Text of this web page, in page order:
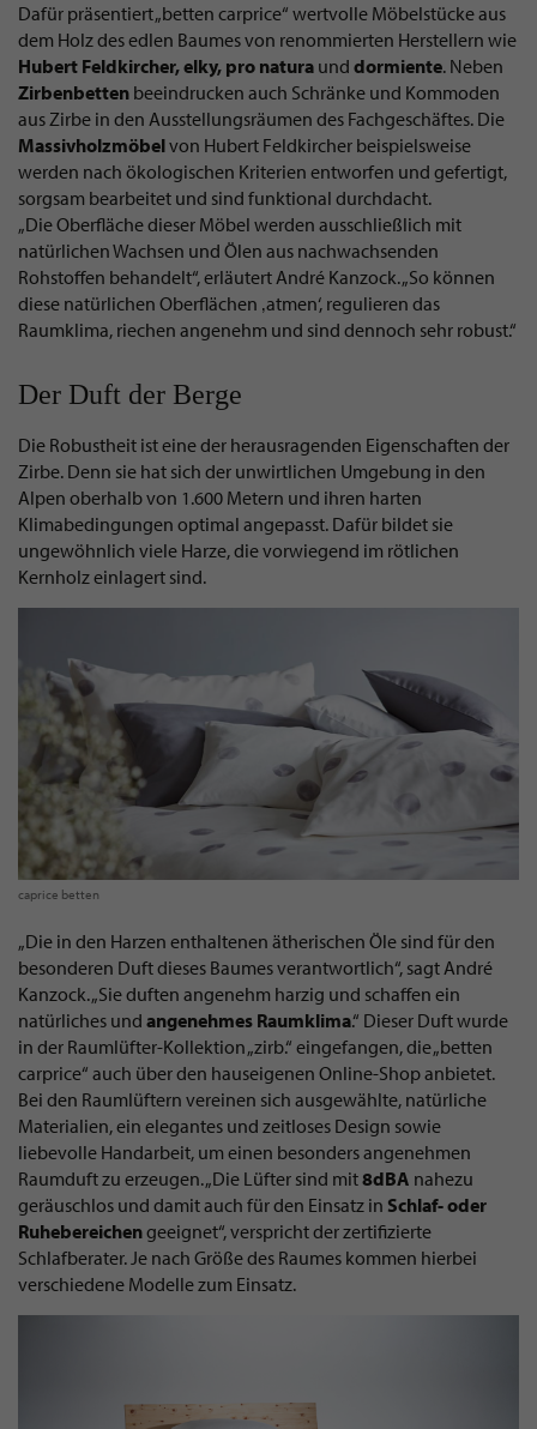
Dafür präsentiert „betten carprice“ wertvolle Möbelstücke aus
dem Holz des edlen Baumes von renommierten Herstellern wie
Hubert Feldkircher, elky, pro natura und dormiente. Neben
Zirbenbetten beeindrucken auch Schränke und Kommoden
aus Zirbe in den Ausstellungsräumen des Fachgeschäftes. Die
Massivholzmöbelvon Hubert Feldkircher beispielsweise
werden nach ökologischen Kriterien entworfen und gefertigt,
sorgsam bearbeitet und sind funktional durchdacht.
„Die Oberfläche dieser Möbel werden ausschließlich mit
natürlichen Wachsen und Ölen aus nachwachsenden
Rohstoffen behandelt“, erläutert André Kanzock. „So können
diese natürlichen Oberflächen ‚atmen‘, regulieren das
Raumklima, riechen angenehm und sind dennoch sehr robust.“
Der Duft der Berge
Die Robustheit ist eine der herausragenden Eigenschaften der
Zirbe. Denn sie hat sich der unwirtlichen Umgebung in den
Alpen oberhalb von 1.600 Metern und ihren harten
Klimabedingungen optimal angepasst. Dafür bildet sie
ungewöhnlich viele Harze, die vorwiegend im rötlichen
Kernholz einlagert sind.
caprice betten
„Die in den Harzen enthaltenen ätherischen Öle sind für den
besonderen Duft dieses Baumes verantwortlich“, sagt André
Kanzock. „Sie duften angenehm harzig und schaffen ein
natürliches und angenehmes Raumklima.“ Dieser Duft wurde
in der Raumlüfter-Kollektion „zirb.“ eingefangen, die „betten
carprice“ auch über den hauseigenen Online-Shop anbietet.
Bei den Raumlüftern vereinen sich ausgewählte, natürliche
Materialien, ein elegantes und zeitloses Design sowie
liebevolle Handarbeit, um einen besonders angenehmen
Raumduft zu erzeugen. „Die Lüfter sind mit8dBA nahezu
geräuschlos und damit auch für den Einsatz in Schlaf- oder
Ruhebereichengeeignet“, verspricht der zertifizierte
Schlafberater. Je nach Größe des Raumes kommen hierbei
verschiedene Modelle zum Einsatz.